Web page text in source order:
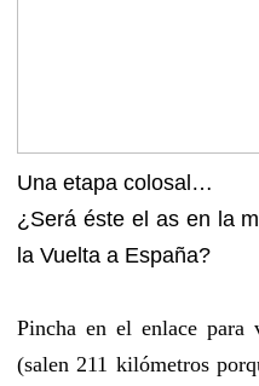
Una etapa colosal…
¿Será éste el as en la
la Vuelta a España?
Pincha en el enlace para
(salen 211 kilómetros